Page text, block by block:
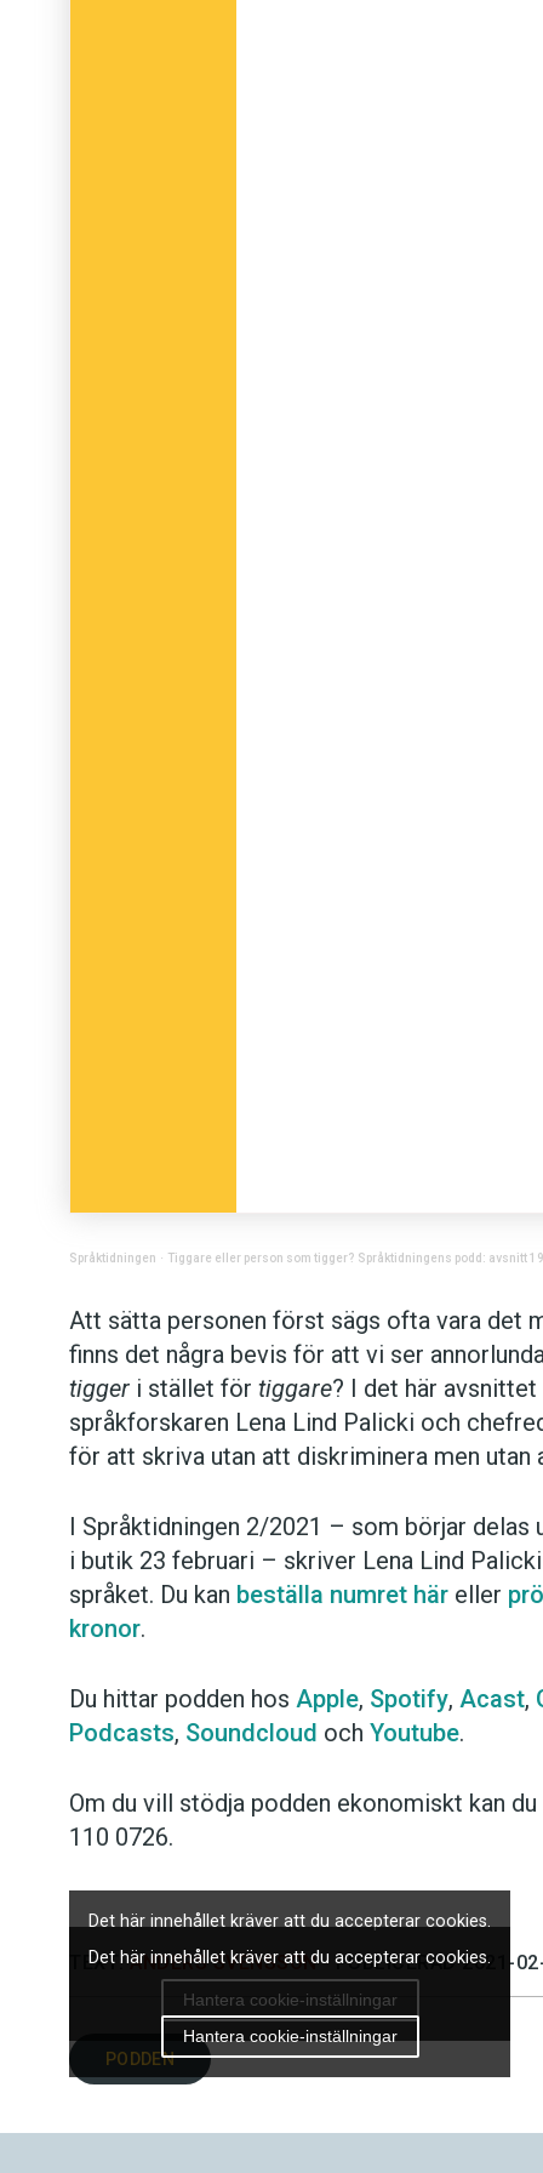
Språktidningen · Tiggare eller person som tigger? Språktidningens podd: avsnitt 19
Att sätta personen först sägs ofta vara det
finns det några bevis för att vi ser
tigger i stället för tiggare? I det här
språkforskaren Lena Lind Palicki och
för att skriva utan att diskriminera men utan
I Språktidningen 2/2021 – som börjar
i butik 23 februari – skriver Lena Lind
språket. Du kan beställa numret här eller
kronor.
Du hittar podden hos Apple, Spotify, Acast,
Podcasts, Soundcloud och Youtube.
Om du vill stödja podden ekonomiskt kan
110 0726.
Det här innehållet kräver att du accepterar cookies.
Hantera cookie-inställningar
Det här innehållet kräver att du accepterar cookies.
Hantera cookie-inställningar
TEXT:ANDERS SVENSSON PUBLICERAD 2021-
PODDEN